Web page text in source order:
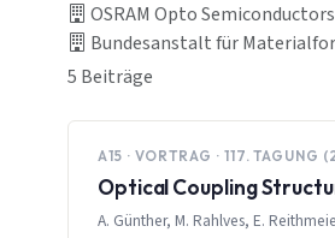
OSRAM Opto
Bundesanstalt für
5 Beiträge
A15 · VORTRAG · 117. TAGUNG
Optical Coupling
A. Günther, M. Rahlves, E.